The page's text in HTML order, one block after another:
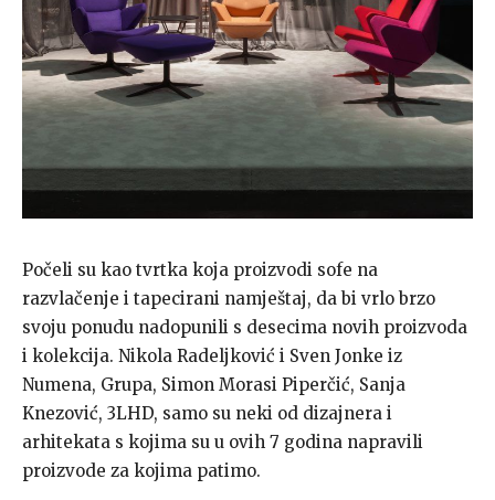
Počeli su kao tvrtka koja proizvodi sofe na
razvlačenje i tapecirani namještaj, da bi vrlo brzo
svoju ponudu nadopunili s desecima novih proizvoda
i kolekcija. Nikola Radeljković i Sven Jonke iz
Numena, Grupa, Simon Morasi Piperčić, Sanja
Knezović, 3LHD, samo su neki od dizajnera i
arhitekata s kojima su u ovih 7 godina napravili
proizvode za kojima patimo.